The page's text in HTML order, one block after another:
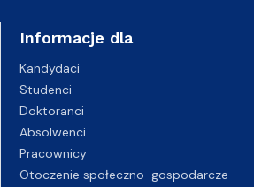
Informacje dla
Kandydaci
Studenci
Doktoranci
Absolwenci
Pracownicy
Otoczenie społeczno-gospodarcze